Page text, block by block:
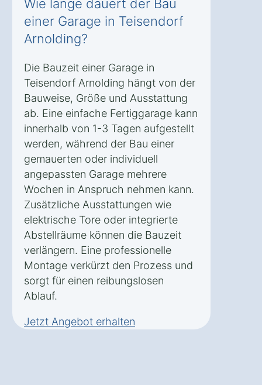
Wie lange dauert der Bau
einer Garage in Teisendorf
Arnolding?
Die Bauzeit einer Garage in
Teisendorf Arnolding hängt von der
Bauweise, Größe und Ausstattung
ab. Eine einfache Fertiggarage kann
innerhalb von 1-3 Tagen aufgestellt
werden, während der Bau einer
gemauerten oder individuell
angepassten Garage mehrere
Wochen in Anspruch nehmen kann.
Zusätzliche Ausstattungen wie
elektrische Tore oder integrierte
Abstellräume können die Bauzeit
verlängern. Eine professionelle
Montage verkürzt den Prozess und
sorgt für einen reibungslosen
Ablauf.
Jetzt Angebot erhalten